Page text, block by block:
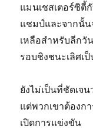
แมนเชสเตอร์ซิตี้
แชมป์และจากนั้น
เหลือสำหรับลีกวั
รอบชิงชนะเลิศเ
ยังไม่เป็นที่ชัดเจ
แต่พวกเขาต้องก
เปิดการแข่งขัน